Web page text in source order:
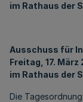
im Rathaus der
Ausschuss für
Freitag, 17. März
im Rathaus der
Die